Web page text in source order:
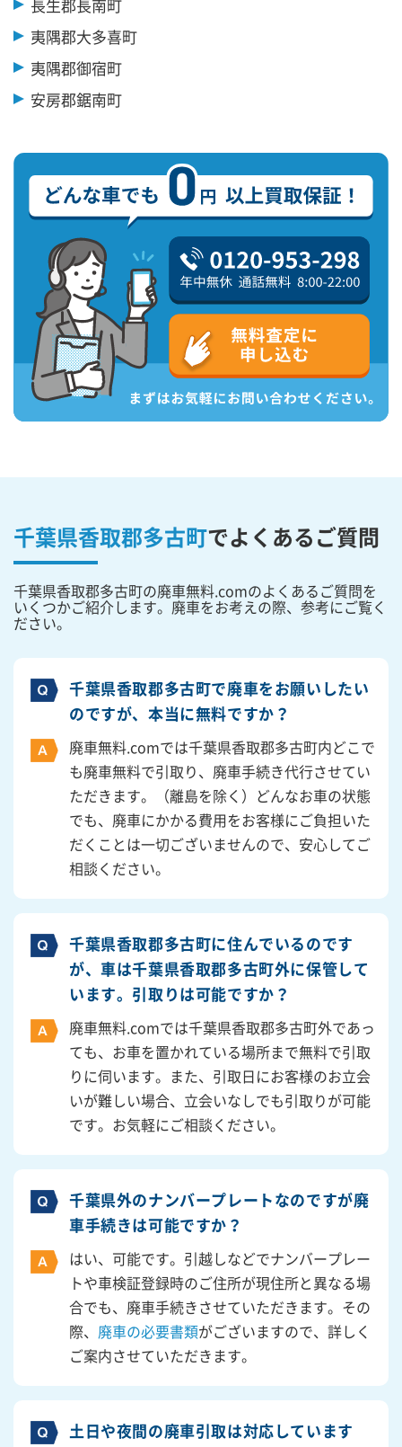
長生郡長南町
夷隅郡大多喜町
夷隅郡御宿町
安房郡鋸南町
千葉県香取郡多古町でよくあるご質問
千葉県香取郡多古町の廃車無料.comのよくあるご質問を
いくつかご紹介します。廃車をお考えの際、参考にご覧く
ださい。
千葉県香取郡多古町で廃車をお願いしたい
のですが、本当に無料ですか？
廃車無料.comでは千葉県香取郡多古町内どこで
も廃車無料で引取り、廃車手続き代行させてい
ただきます。（離島を除く）どんなお車の状態
でも、廃車にかかる費用をお客様にご負担いた
だくことは一切ございませんので、安心してご
相談ください。
千葉県香取郡多古町に住んでいるのです
が、車は千葉県香取郡多古町外に保管して
います。引取りは可能ですか？
廃車無料.comでは千葉県香取郡多古町外であっ
ても、お車を置かれている場所まで無料で引取
りに伺います。また、引取日にお客様のお立会
いが難しい場合、立会いなしでも引取りが可能
です。お気軽にご相談ください。
千葉県外のナンバープレートなのですが廃
車手続きは可能ですか？
はい、可能です。引越しなどでナンバープレー
トや車検証登録時のご住所が現住所と異なる場
合でも、廃車手続きさせていただきます。その
際、 廃車の必要書類がございますので、詳しく
ご案内させていただきます。
土日や夜間の廃車引取は対応しています